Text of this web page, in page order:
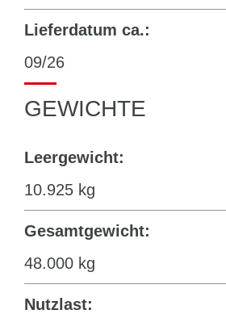
Lieferdatum ca.:
09/26
GEWICHTE
Leergewicht:
10.925 kg
Gesamtgewicht:
48.000 kg
Nutzlast: